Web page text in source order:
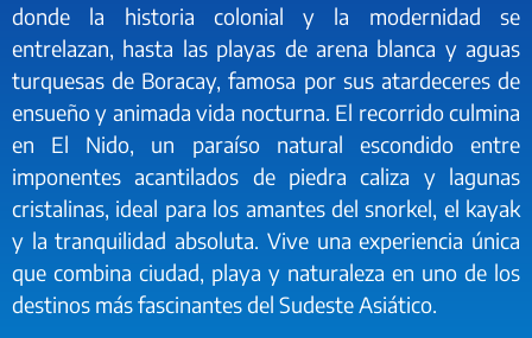
donde la historia colonial y la modernidad se
entrelazan, hasta las playas de arena blanca y aguas
turquesas de Boracay, famosa por sus atardeceres de
ensueño y animada vida nocturna. El recorrido culmina
en El Nido, un paraíso natural escondido entre
imponentes acantilados de piedra caliza y lagunas
cristalinas, ideal para los amantes del snorkel, el kayak
y la tranquilidad absoluta. Vive una experiencia única
que combina ciudad, playa y naturaleza en uno de los
destinos más fascinantes del Sudeste Asiático.